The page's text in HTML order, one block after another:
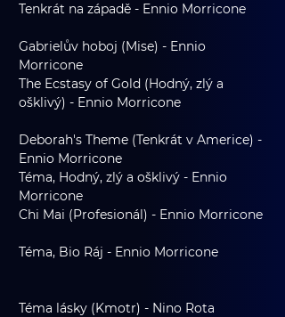
Tenkrát na západě - Ennio Morricone
Gabrielův hoboj (Mise) - Ennio
The Ecstasy of Gold (Hodný, zlý a
ošklivý) - Ennio Morricone
Deborah's Theme (Tenkrát v Americe) -
Téma, Hodný, zlý a ošklivý - Ennio
Chi Mai (Profesionál) - Ennio Morricone
Téma, Bio Ráj - Ennio Morricone
Téma lásky (Kmotr) - Nino Rota